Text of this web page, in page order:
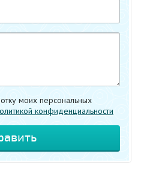
моих персональных
конфиденциальности